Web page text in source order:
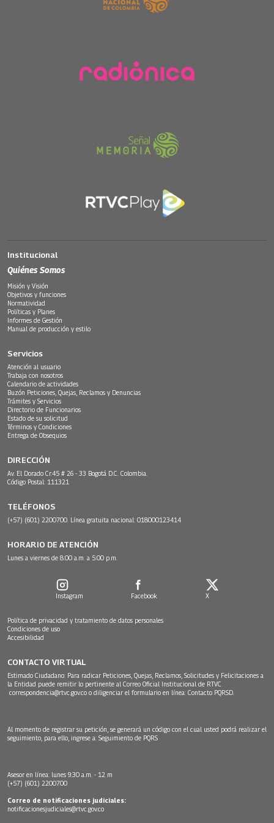
Institucional
Quiénes Somos
Misión y Visión
Objetivos y funciones
Normatividad
Políticas y Planes
Informes de Gestión
Manual de producción y estilo
Servicios
Atención al usuario
Trabaja con nosotros
Calendario de actividades
Buzón Peticiones, Quejas, Reclamos y Denuncias
Trámites y Servicios
Directorio de Funcionarios
Estado de su solicitud
Términos y Condiciones
Entrega de Obsequios
DIRECCIÓN
Av. El Dorado Cr.45 # 26 - 33 Bogotá D.C. Colombia.
Código Postal: 111321
TELÉFONOS
(+57) (601) 2200700. Línea gratuita nacional: 018000123414
HORARIO DE ATENCIÓN
Lunes a viernes de 8:00 a.m. a 5:00 p.m.
Instagram Facebook X
Política de privacidad y tratamiento de datos personales
Condiciones de uso
Accesibilidad
CONTACTO VIRTUAL
Estimado Ciudadano: Para radicar Peticiones, Quejas, Reclamos, Solicitudes y Felicitaciones a
la Entidad puede remitir lo pertinente al Correo Oficial Institucional de RTVC
correspondencia@rtvc.gov.co o diligenciar el formulario en línea: Contacto PQRSD.
Al momento de registrar su petición, se generará un código con el cual usted podrá realizar el
seguimiento, para ello, ingrese a: Seguimiento de PQRS
Asesor en línea: lunes 9:30 a.m. - 12 m
(+57) (601) 2200700
Correo de notificaciones judiciales:
notificacionesjudiciales@rtvc.gov.co